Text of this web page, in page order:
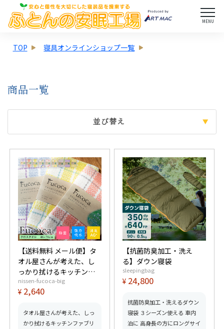
MENU
TOP 寝具オンラインショップ一覧
商品一覧
並び替え
【送料無料 メール便】タ
オル屋さんが考えた、し
っかり拭けるキッチンフ
ァブリックFucoca 除菌 強
力吸水 消臭AG+ キッチン
1セット 46x70cm
nissen-fucoca-big
¥ 2,640
タオル屋さんが考えた、しっ
かり拭けるキッチンファブリ
【抗菌防臭加工・洗え
る】ダウン寝袋
sleepingbag
¥ 24,800
抗菌防臭加工・洗えるダウン
寝袋 ３シーズン使える 車内
泊に 高身長の方にロングサイ